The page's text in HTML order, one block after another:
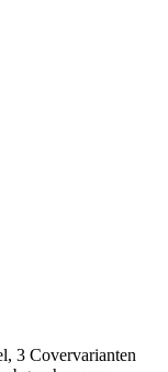
3 Covervarianten